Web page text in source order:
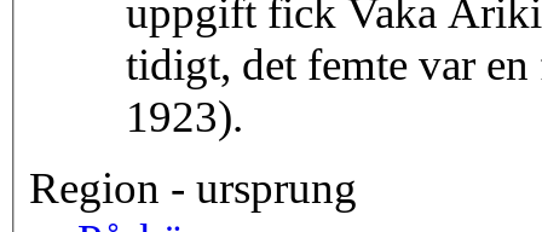
uppgift fick Vaka
tidigt, det femte var
1923).
Region - ursprung